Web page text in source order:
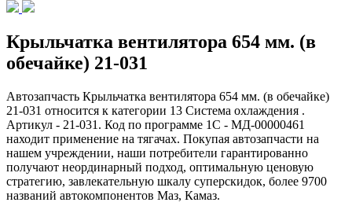
Крыльчатка вентилятора 654 мм. (в
обечайке) 21-031
Автозапчасть Крыльчатка вентилятора 654 мм. (в обечайке)
21-031 относится к категории 13 Система охлаждения .
Артикул - 21-031. Код по программе 1С - МД-00000461
находит применение на тягачах. Покупая автозапчасти на
нашем учреждении, наши потребители гарантированно
получают неординарный подход, оптимальную ценовую
стратегию, завлекательную шкалу суперскидок, более 9700
названий автокомпонентов Маз, Камаз.